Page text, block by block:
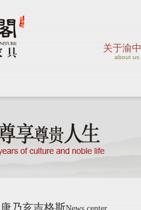
关于渝
about us
唐乃亥吉格斯